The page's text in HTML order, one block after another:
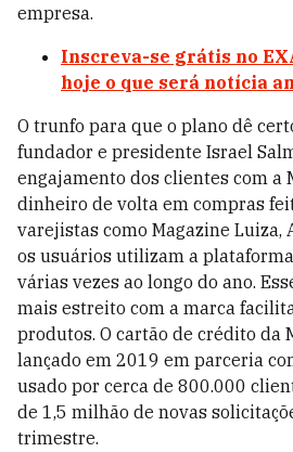
empresa.
Inscreva-se grátis no
hoje o que será notícia
O trunfo para que o plano dê
fundador e presidente Israel
engajamento dos clientes com a
dinheiro de volta em compras
varejistas como Magazine Luiza,
os usuários utilizam a
várias vezes ao longo do ano.
mais estreito com a marca
produtos. O cartão de crédito da
lançado em 2019 em parceria
usado por cerca de 800.000
de 1,5 milhão de novas
trimestre.